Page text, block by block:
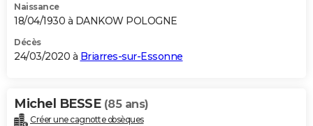
Naissance
18/04/1930 à DANKOW POLOGNE
Décès
24/03/2020 à Briarres-sur-Essonne
Michel BESSE (85 ans)
Créer une cagnotte obsèques